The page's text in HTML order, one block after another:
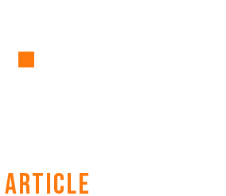
ARTICLE